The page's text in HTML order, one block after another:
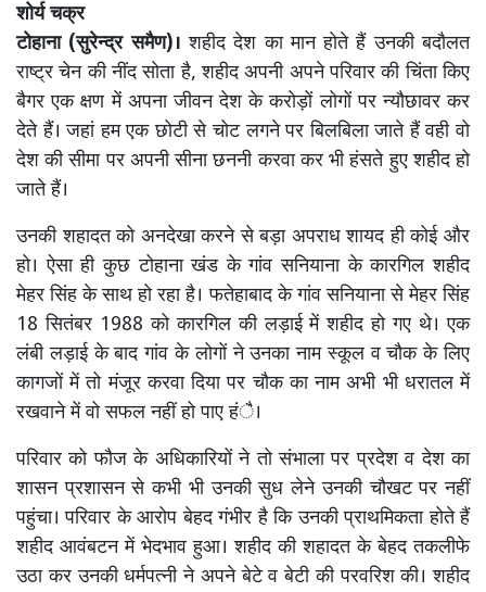
शोर्य चक्र
टोहाना (सुरेन्द्र समैण)।शहीद देश का मान होते हैं उनकी बदौलत
राष्ट्र चेन की नींद सोता है, शहीद अपनी अपने परिवार की चिंता किए
बैगर एक क्षण में अपना जीवन देश के करोड़ों लोगों पर न्यौछावर कर
देते हैं। जहां हम एक छोटी से चोट लगने पर बिलबिला जाते हैं वही वो
देश की सीमा पर अपनी सीना छननी करवा कर भी हंसते हुए शहीद हो
जाते हैं।
उनकी शहादत को अनदेखा करने से बड़ा अपराध शायद ही कोई और
हो। ऐसा ही कुछ टोहाना खंड के गांव सनियाना के कारगिल शहीद
मेहर सिंह के साथ हो रहा है। फतेहाबाद के गांव सनियाना से मेहर सिंह
18 सितंबर 1988 को कारगिल की लड़ाई में शहीद हो गए थे। एक
लंबी लड़ाई के बाद गांव के लोगों ने उनका नाम स्कूल व चौक के लिए
कागजों में तो मंजूर करवा दिया पर चौक का नाम अभी भी धरातल में
रखवाने में वो सफल नहीं हो पाए हंै।
परिवार को फौज के अधिकारियों ने तो संभाला पर प्रदेश व देश का
शासन प्रशासन से कभी भी उनकी सुध लेने उनकी चौखट पर नहीं
पहुंचा। परिवार के आरोप बेहद गंभीर है कि उनकी प्राथमिकता होते हैं
शहीद आवंबटन में भेदभाव हुआ। शहीद की शहादत के बेहद तकलीफे
उठा कर उनकी धर्मपत्नी ने अपने बेटे व बेटी की परवरिश की। शहीद